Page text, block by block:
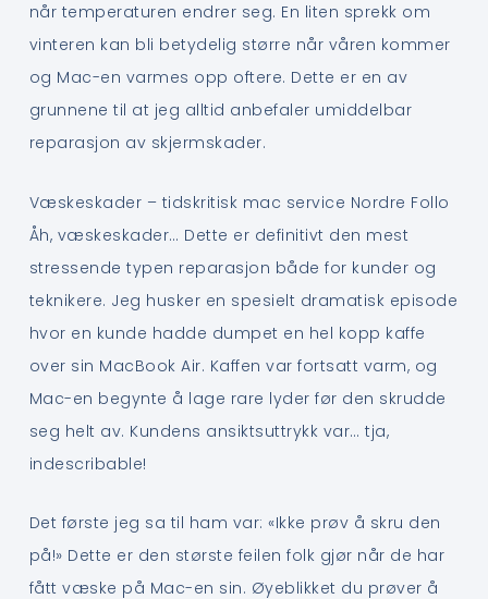
når temperaturen endrer seg. En liten sprekk om
vinteren kan bli betydelig større når våren kommer
og Mac-en varmes opp oftere. Dette er en av
grunnene til at jeg alltid anbefaler umiddelbar
reparasjon av skjermskader.
Væskeskader – tidskritisk mac service Nordre Follo
Åh, væskeskader… Dette er definitivt den mest
stressende typen reparasjon både for kunder og
teknikere. Jeg husker en spesielt dramatisk episode
hvor en kunde hadde dumpet en hel kopp kaffe
over sin MacBook Air. Kaffen var fortsatt varm, og
Mac-en begynte å lage rare lyder før den skrudde
seg helt av. Kundens ansiktsuttrykk var… tja,
indescribable!
Det første jeg sa til ham var: «Ikke prøv å skru den
på!» Dette er den største feilen folk gjør når de har
fått væske på Mac-en sin. Øyeblikket du prøver å